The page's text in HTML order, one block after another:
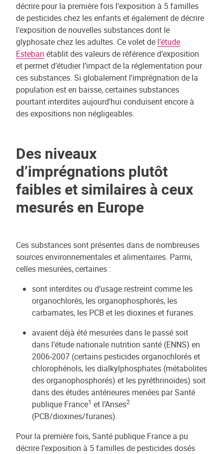
décrire pour la première fois l’exposition à 5 familles
de pesticides chez les enfants et également de décrire
l’exposition de nouvelles substances dont le
glyphosate chez les adultes. Ce volet de l’étude
Esteban établit des valeurs de référence d’exposition
et permet d’étudier l’impact de la réglementation pour
ces substances. Si globalement l’imprégnation de la
population est en baisse, certaines substances
pourtant interdites aujourd’hui conduisent encore à
des expositions non négligeables.
Des niveaux
d’imprégnations plutôt
faibles et similaires à ceux
mesurés en Europe
Ces substances sont présentes dans de nombreuses
sources environnementales et alimentaires. Parmi,
celles mesurées, certaines :
sont interdites ou d’usage restreint comme les
organochlorés, les organophosphorés, les
carbamates, les PCB et les dioxines et furanes.
avaient déjà été mesurées dans le passé soit
dans l’étude nationale nutrition santé (ENNS) en
2006-2007 (certains pesticides organochlorés et
chlorophénols, les dialkylphosphates (métabolites
des organophosphorés) et les pyréthrinoïdes) soit
dans des études antérieures menées par Santé
publique France1 et l’Anses2
(PCB/dioxines/furanes).
Pour la première fois, Santé publique France a pu
décrire l’exposition à 5 familles de pesticides dosés